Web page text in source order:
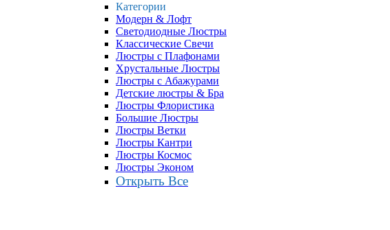
Категории
Модерн & Лофт
Светодиодные Люстры
Классические Свечи
Люстры с Плафонами
Хрустальные Люстры
Люстры с Абажурами
Детские люстры & Бра
Люстры Флористика
Большие Люстры
Люстры Ветки
Люстры Кантри
Люстры Космос
Люстры Эконом
Открыть Все